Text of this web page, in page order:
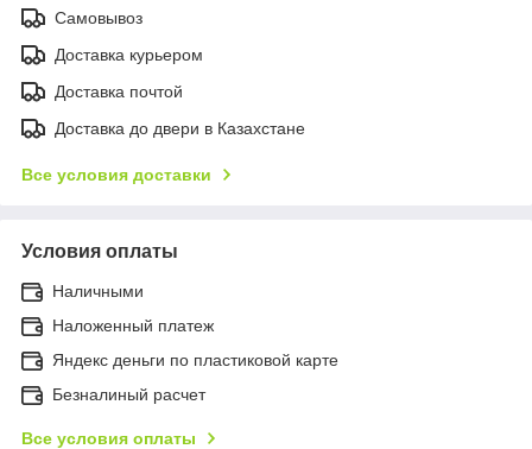
Самовывоз
Доставка курьером
Доставка почтой
Доставка до двери в Казахстане
Все условия доставки
Условия оплаты
Наличными
Наложенный платеж
Яндекс деньги по пластиковой карте
Безналиный расчет
Все условия оплаты